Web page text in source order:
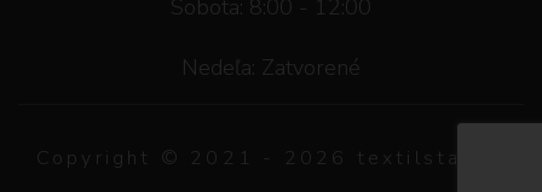
Sobota: 8:00 - 12:00
Nedeľa: Zatvorené
Copyright © 2021 - 2026 textilstar.sk